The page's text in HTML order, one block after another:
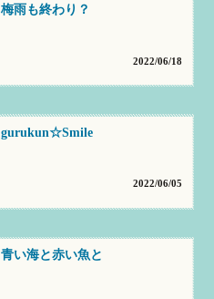
梅雨も終わり？
2022/06/18
gurukun☆Smile
2022/06/05
青い海と赤い魚と